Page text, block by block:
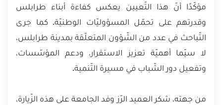
مؤكّدًا أنّ هذا التّعيين يعكس كفاءة أبناء طرابلس
وقدرتهم على تحمّل المسؤوليّات الوطنيّة. كما جرى
التّباحث في عدد من الشّؤون المتعلّقة بمدينة طرابلس،
لا سيّما أهميّة تعزيز الاستقرار، ودعم المؤسّسات،
وتفعيل دور الشّباب في مسيرة التّنمية.
من جهته، شكر العميد الرّز وفد الجامعة على هذه الزّيارة،